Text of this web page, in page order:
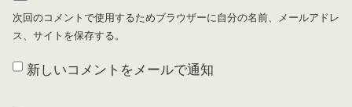
次回のコメントで使用するためブラウザーに自分の名前、メールアドレ
ス、サイトを保存する。
新しいコメントをメールで通知